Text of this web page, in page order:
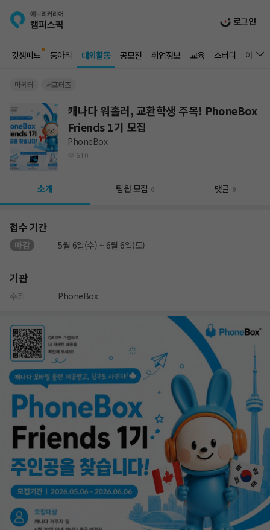
로그인
갓생피드 동아리 대외활동 공모전 취업정보 교육 스터디 이벤트
마케터 서포터즈
캐나다 워홀러, 교환학생 주목! PhoneBox
Friends 1기 모집
PhoneBox
610
소개 팀원 모집 0 댓글 0
접수 기간
마감 5월 6일(수) ~ 6월 6일(토)
기관
주최 PhoneBox